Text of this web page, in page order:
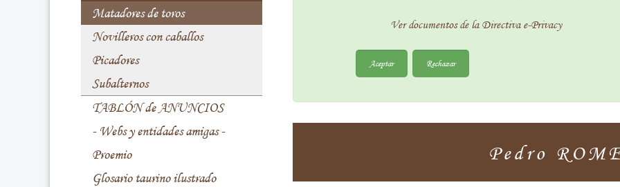
Matadores de toros
Novilleros con caballos
Picadores
Subalternos
TABLÓN de ANUNCIOS
- Webs y entidades amigas -
Proemio
Glosario taurino ilustrado
Ver documentos de la Directiva e-Privacy
Aceptar Rechazar
Pedro